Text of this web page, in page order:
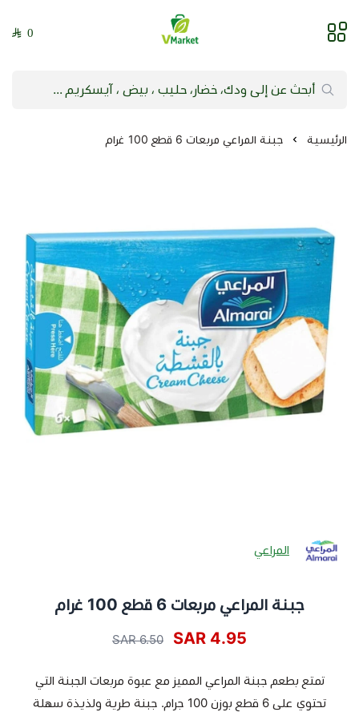
فيلج ماركت | VMarket
0
الرئيسية جبنة المراعي مربعات 6 قطع 100 غرام
المراعي
جبنة المراعي مربعات 6 قطع 100 غرام
4.95 SAR
6.50 SAR
تمتع بطعم جبنة المراعي المميز مع عبوة مربعات الجبنة التي
تحتوي على 6 قطع بوزن 100 جرام. جبنة طرية ولذيذة سهلة